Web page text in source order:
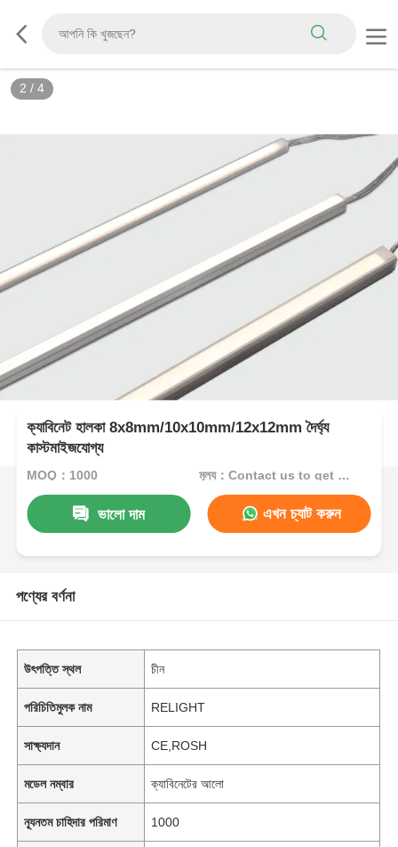
2 / 4
ক্যাবিনেট হালকা 8x8mm/10x10mm/12x12mm দৈর্ঘ্য
কাস্টমাইজযোগ্য
MOQ：1000 মূল্য：Contact us to get best price
ভালো দাম এখন চ্যাট করুন
পণ্যের বর্ণনা
উৎপত্তি স্থল চীন
পরিচিতিমুলক নাম RELIGHT
সাক্ষ্যদান CE,ROSH
মডেল নম্বার ক্যাবিনেটের আলো
ন্যূনতম চাহিদার পরিমাণ 1000